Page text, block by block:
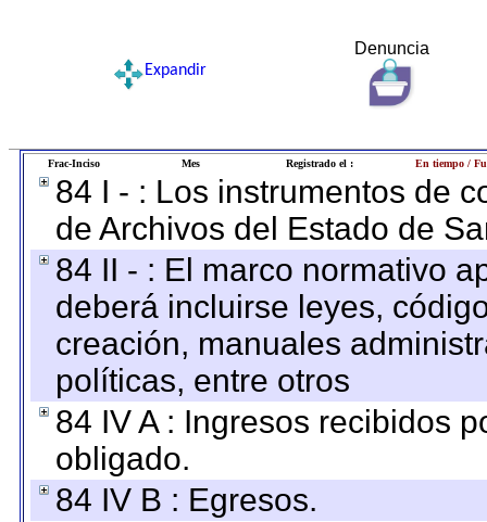
Denuncia
Expandir
Frac-Inciso Mes Registrado el : En tiempo /
84 I - : Los instrumentos de
de Archivos del Estado de
84 II - : El marco normativo
deberá incluirse leyes,
creación, manuales
políticas, entre otros
84 IV A : Ingresos recibidos
obligado.
84 IV B : Egresos.